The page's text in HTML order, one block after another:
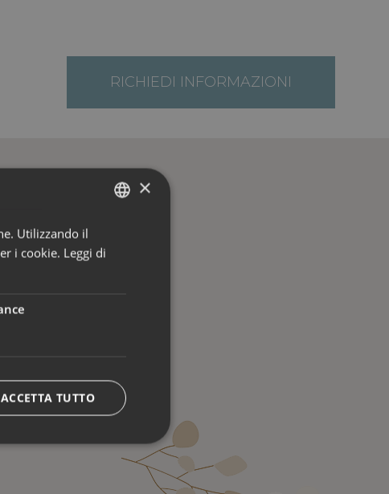
RICHIEDI INFORMAZIONI
ENGLISH
×
Utilizzando il
i cookie. Leggi di
ACCETTA TUTTO